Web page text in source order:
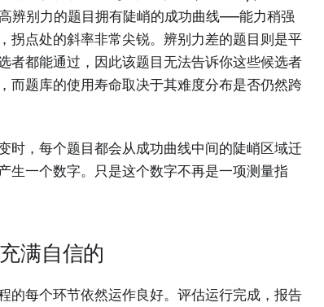
辨别力的题目拥有陡峭的成功曲线——能力稍强
拐点处的斜率非常尖锐。辨别力差的题目则是平
者都能通过，因此该题目无法告诉你这些候选者
而题库的使用寿命取决于其难度分布是否仍然跨
时，每个题目都会从成功曲线中间的陡峭区域迁
生一个数字。只是这个数字不再是一项测量指
满自信的
的每个环节依然运作良好。评估运行完成，报告